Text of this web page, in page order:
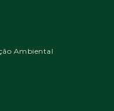
Ambiental